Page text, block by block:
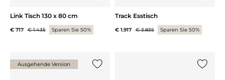
Link Tisch 130 x 80 cm
€ 717 € 1.435 Sparen Sie 50%
Track Esstisch
€ 1.917 € 3.835 Sparen Sie 50%
Ausgehende Version